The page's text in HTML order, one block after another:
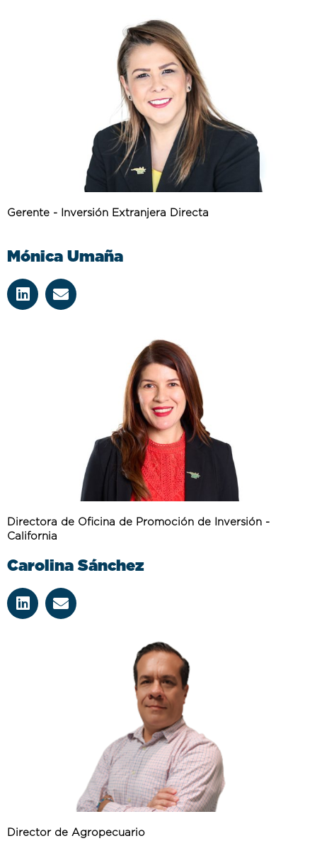
Gerente - Inversión Extranjera Directa
Mónica Umaña
Directora de Oficina de Promoción de Inversión -
California
Carolina Sánchez
Director de Agropecuario